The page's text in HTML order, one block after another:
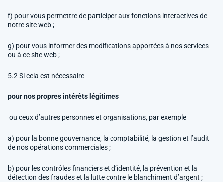
f) pour vous permettre de participer aux fonctions interactives de
notre site web ;
g) pour vous informer des modifications apportées à nos services
ou à ce site web ;
5.2 Si cela est nécessaire
pour nos propres intérêts légitimes
ou ceux d’autres personnes et organisations, par exemple
a) pour la bonne gouvernance, la comptabilité, la gestion et l’audit
de nos opérations commerciales ;
b) pour les contrôles financiers et d’identité, la prévention et la
détection des fraudes et la lutte contre le blanchiment d’argent ;